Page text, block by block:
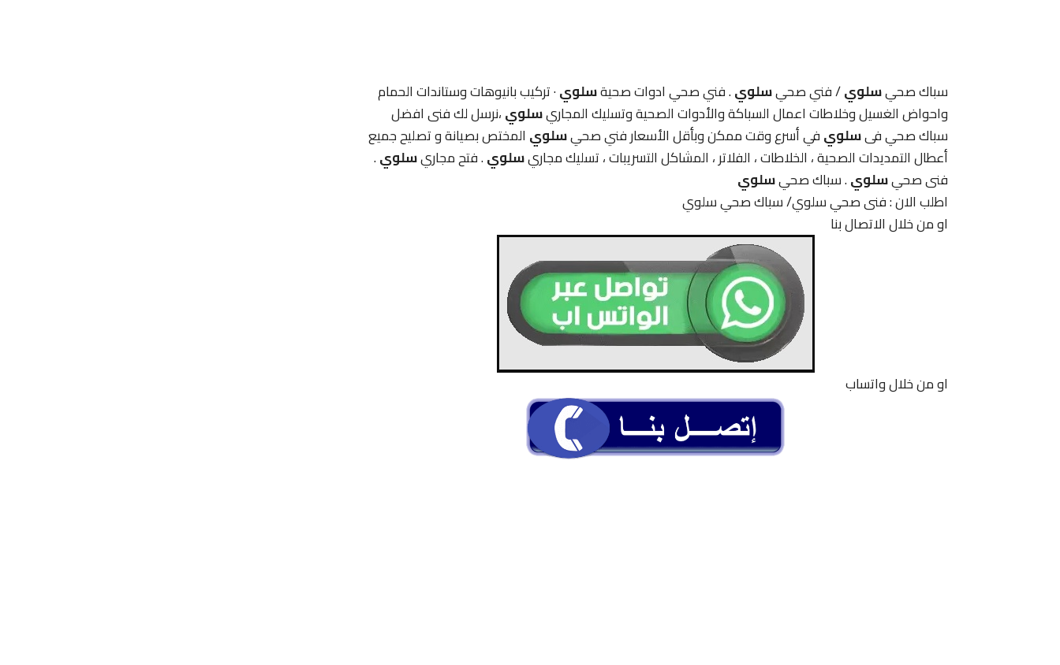
سباك صحيسلوي/ فني صحيسلوي. فني صحي ادوات صحيةسلوي· تركيب بانيوهات وستاندات الحمام
واحواض الغسيل وخلاطات اعمال السباكة والأدوات الصحية وتسليك المجاريسلوي،نرسل لك فنى افضل
سباك صحي فىسلويفي أسرع وقت ممكن وبأقل الأسعار فني صحيسلوي المختص بصيانة و تصليح جميع
أعطال التمديدات الصحية ، الخلاطات ، الفلاتر ، المشاكل التسريبات ، تسليك مجاريسلوي. فتح مجاريسلوي.
فنى صحيسلوي. سباك صحيسلوي
اطلب الان : فنى صحي سلوي/ سباك صحي سلوي
او من خلال الاتصال بنا
او من خلال واتساب